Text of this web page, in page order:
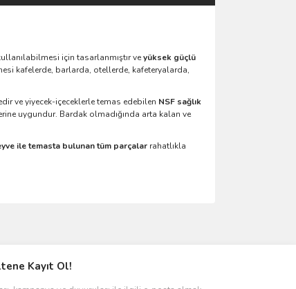
için tasarlanmıştır veyüksek güçlü
kafelerde, barlarda, otellerde, kafeteryalarda,
ve yiyecek-içeceklerle temas edebilen NSF sağlık
uygundur. Bardak olmadığında arta kalan ve
ile temasta bulunan tüm parçalar rahatlıkla
Kayıt Ol!